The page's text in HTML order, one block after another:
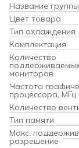
Название группы
Цвет товара
Тип охлаждения
Комплектация
Количество
мониторов
Частота
процессора, МГц
Количество
Тип памяти
Макс.
разрешение